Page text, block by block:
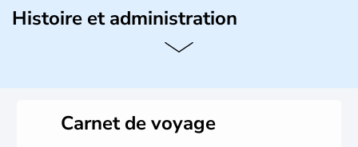
Histoire et administration
Pays d'Asie du Sud-Est situé sur l'est de la péninsule
nom récent de l'ancienne Saïgon.
Carnet de voyage